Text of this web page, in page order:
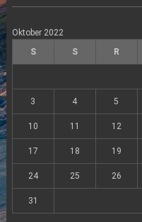
Oktober 2022
S
S R
3 4 5
10 11 12
17 18 19
24 25 26
31